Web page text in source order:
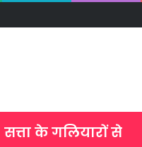
सत्ता के गलियारों से